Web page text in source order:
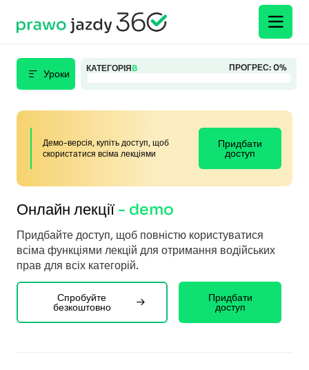
Уроки КАТЕГОРІЯB ПРОГРЕС: 0%
Демо-версія, купіть доступ, щоб
скористатися всіма лекціями
Придбати
доступ
Онлайн лекції - demo
Придбайте доступ, щоб повністю користуватися
всіма функціями лекцій для отримання водійських
прав для всіх категорій.
Спробуйте
безкоштовно
Придбати
доступ